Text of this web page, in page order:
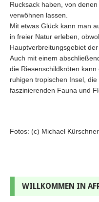
Rucksack haben, von
verwöhnen lassen.
Mit etwas Glück kann man
in freier Natur erleben,
Hauptverbreitungsgebiet
Auch mit einem
die Riesenschildkröten
ruhigen tropischen Insel,
faszinierenden Fauna und
Fotos: (c) Michael
WILLKOMMEN IN